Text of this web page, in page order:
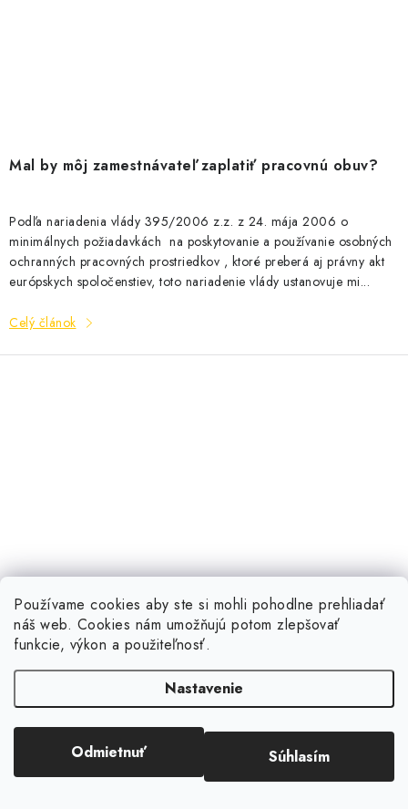
Používame cookies aby ste si mohli pohodlne prehliadať
náš web. Cookies nám umožňujú potom zlepšovať
funkcie, výkon a použiteľnosť.
Nastavenie
Odmietnuť Súhlasím
Mal by môj zamestnávateľ zaplatiť pracovnú obuv?
Podľa nariadenia vlády 395/2006 z.z. z 24. mája 2006 o
minimálnych požiadavkách na poskytovanie a používanie osobných
ochranných pracovných prostriedkov , ktoré preberá aj právny akt
európskych spoločenstiev, toto nariadenie vlády ustanovuje mi...
Celý článok
Nájsť správnu pracovnú obuv je, ako skladať vysnívaný futbalový tím
zostavenie tej pravej a víťaznej kombinácie. Pri nákupe pracovnej
obuvi je najdôležitejšie stále mať na pamäti svoju p...
Celý článok